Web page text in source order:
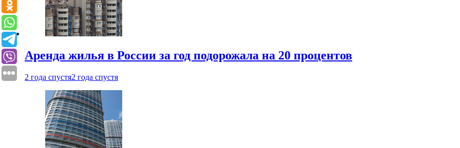
Аренда жилья в России за год подорожала на 20 процентов
2 года спустя2 года спустя